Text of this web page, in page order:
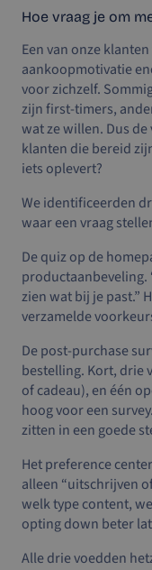
Hoe vraag je om
Een van onze
aankoopmotivatie
voor zichzelf.
zijn first-timers,
wat ze willen. Dus
klanten die bereid
iets oplevert?
We identificeerden
waar een vraag
De quiz op de
productaanbeveling.
zien wat bij je past.”
verzamelde
De post-purchase
bestelling. Kort, drie
of cadeau), en één
hoog voor een
zitten in een goede
Het preference
alleen “uitschrijven
welk type content,
opting down beter
Alle drie voedden